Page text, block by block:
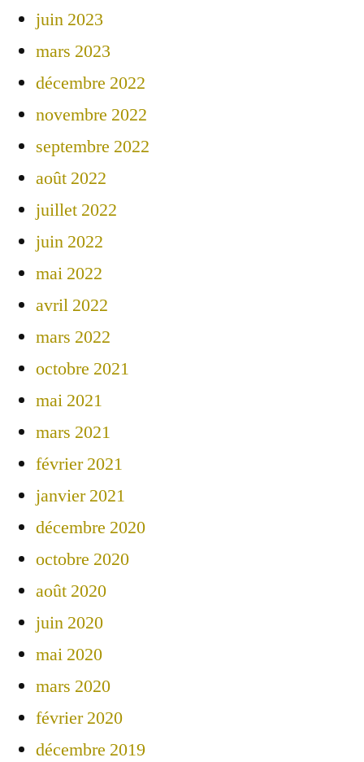
juin 2023
mars 2023
décembre 2022
novembre 2022
septembre 2022
août 2022
juillet 2022
juin 2022
mai 2022
avril 2022
mars 2022
octobre 2021
mai 2021
mars 2021
février 2021
janvier 2021
décembre 2020
octobre 2020
août 2020
juin 2020
mai 2020
mars 2020
février 2020
décembre 2019